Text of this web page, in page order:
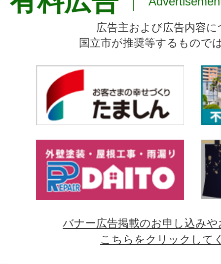
広告主および広告内容
国立市が推奨等するもので
バナー広告掲載のお申し込み
こちらをクリックして